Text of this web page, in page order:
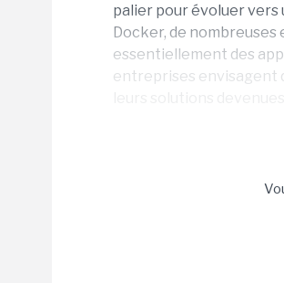
palier pour évoluer vers
Docker, de
essentiellement des
entreprises envisagent
leurs solutions